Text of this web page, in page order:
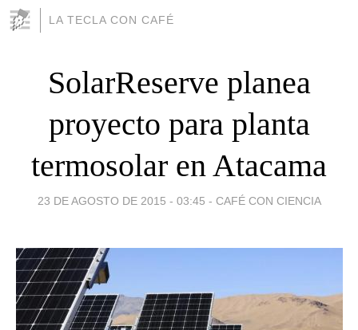
LA TECLA CON CAFÉ
SolarReserve planea
proyecto para planta
termosolar en Atacama
23 DE AGOSTO DE 2015 - 03:45 - CAFÉ CON CIENCIA